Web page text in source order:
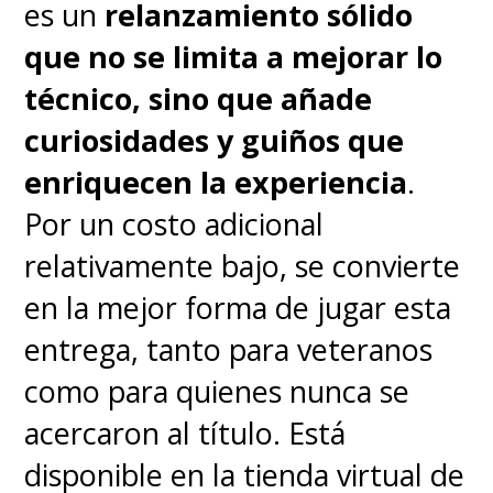
cuanto al sonido, la música
viende dando lo mismo, pero no
así el ambiente que está bien
logrado, además de incluir los
clásicos relatos en español de
Carlos Martínez y Julio
Maldonado "Maldini". No está
disponible en relato
latinoamericano ni menos la
versión nacional.
es un relanzamiento sólido
que no se limita a mejorar lo
técnico, sino que añade
curiosidades y guiños que
enriquecen la experiencia.
Por un costo adicional
relativamente bajo, se convierte
en la mejor forma de jugar esta
entrega, tanto para veteranos
como para quienes nunca se
acercaron al título. Está
disponible en la tienda virtual de